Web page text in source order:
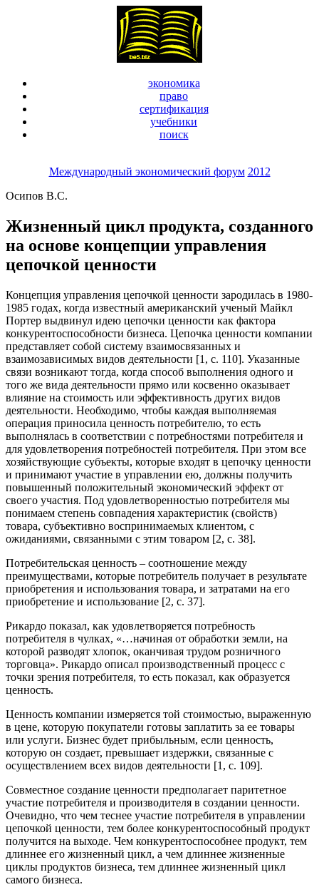
экономика
право
сертификация
учебники
поиск
Международный экономический форум 2012
Осипов В.С.
Жизненный цикл продукта, созданного
на основе концепции управления
цепочкой ценности
Концепция управления цепочкой ценности зародилась в 1980-
1985 годах, когда известный американский ученый Майкл
Портер выдвинул идею цепочки ценности как фактора
конкурентоспособности бизнеса. Цепочка ценности компании
представляет собой систему взаимосвязанных и
взаимозависимых видов деятельности [1, с. 110]. Указанные
связи возникают тогда, когда способ выполнения одного и
того же вида деятельности прямо или косвенно оказывает
влияние на стоимость или эффективность других видов
деятельности. Необходимо, чтобы каждая выполняемая
операция приносила ценность потребителю, то есть
выполнялась в соответствии с потребностями потребителя и
для удовлетворения потребностей потребителя. При этом все
хозяйствующие субъекты, которые входят в цепочку ценности
и принимают участие в управлении ею, должны получить
повышенный положительный экономический эффект от
своего участия. Под удовлетворенностью потребителя мы
понимаем степень совпадения характеристик (свойств)
товара, субъективно воспринимаемых клиентом, с
ожиданиями, связанными с этим товаром [2, с. 38].
Потребительская ценность – соотношение между
преимуществами, которые потребитель получает в результате
приобретения и использования товара, и затратами на его
приобретение и использование [2, с. 37].
Рикардо показал, как удовлетворяется потребность
потребителя в чулках, «…начиная от обработки земли, на
которой разводят хлопок, оканчивая трудом розничного
торговца». Рикардо описал производственный процесс с
точки зрения потребителя, то есть показал, как образуется
ценность.
Ценность компании измеряется той стоимостью, выраженную
в цене, которую покупатели готовы заплатить за ее товары
или услуги. Бизнес будет прибыльным, если ценность,
которую он создает, превышает издержки, связанные с
осуществлением всех видов деятельности [1, с. 109].
Совместное создание ценности предполагает паритетное
участие потребителя и производителя в создании ценности.
Очевидно, что чем теснее участие потребителя в управлении
цепочкой ценности, тем более конкурентоспособный продукт
получится на выходе. Чем конкурентоспособнее продукт, тем
длиннее его жизненный цикл, а чем длиннее жизненные
циклы продуктов бизнеса, тем длиннее жизненный цикл
самого бизнеса.